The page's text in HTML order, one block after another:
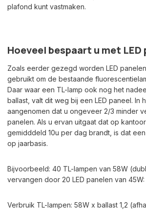
plafond kunt vastmaken.
Hoeveel bespaart u met LED
Zoals eerder gezegd worden LED
gebruikt om de bestaande
Daar waar een TL-lamp ook nog het
ballast, valt dit weg bij een LED paneel. In
aangenomen dat u ongeveer 2/3 minder
panelen. Als u ervan uitgaat dat op
gemidddeld 10u per dag brandt, is dat
op jaarbasis.
Bijvoorbeeld: 40 TL-lampen van 58W
vervangen door 20 LED panelen van 45W:
Verbruik TL-lampen: 58W x ballast 1,2